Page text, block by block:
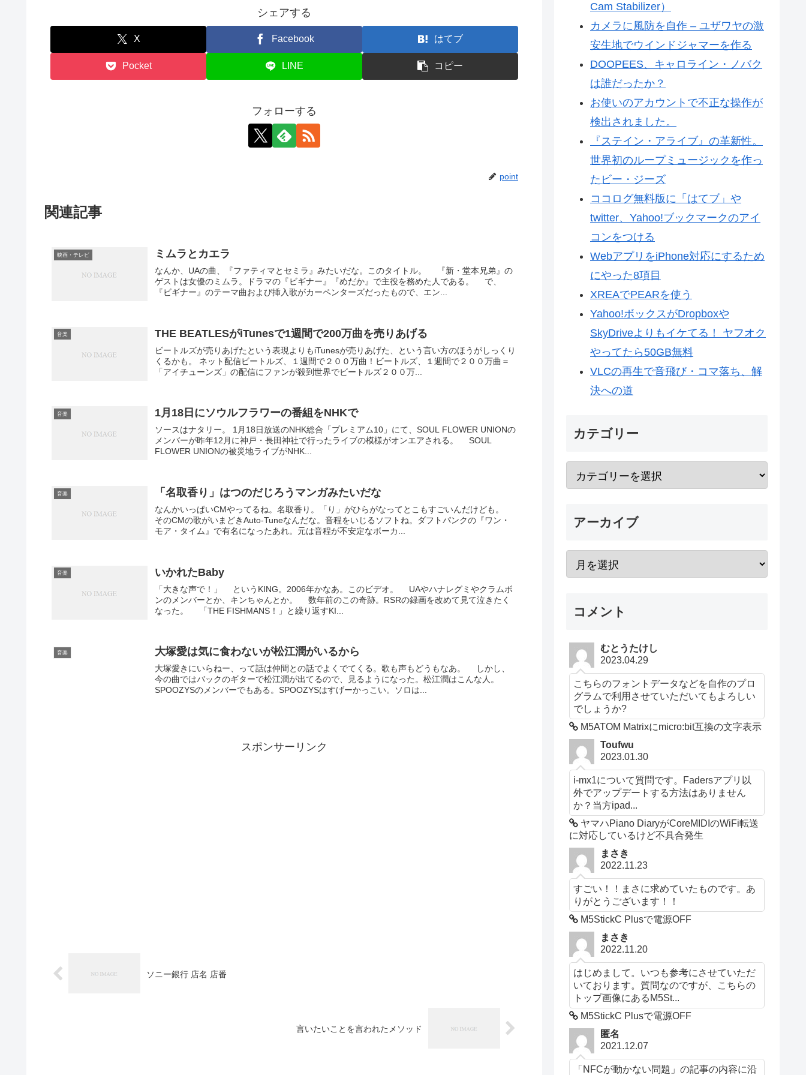
シェアする
X Facebook はてブ
Pocket LINE コピー
フォローする
point
関連記事
映画・テレビ ミムラとカエラ
なんか、UAの曲、『ファティマとセミラ』みたいだな。このタイトル。 『新・堂本兄弟』の
ゲストは女優のミムラ。ドラマの『ビギナー』『めだか』で主役を務めた人である。 で、
『ビギナー』のテーマ曲および挿入歌がカーペンターズだったもので、エン...
音楽 THE BEATLESがiTunesで1週間で200万曲を売りあげる
ビートルズが売りあげたという表現よりもiTunesが売りあげた、という言い方のほうがしっくり
くるかも。 ネット配信ビートルズ、１週間で２００万曲！ビートルズ、１週間で２００万曲＝
「アイチューンズ」の配信にファンが殺到世界でビートルズ２００万...
音楽 1月18日にソウルフラワーの番組をNHKで
ソースはナタリー。 1月18日放送のNHK総合「プレミアム10」にて、SOUL FLOWER UNIONの
メンバーが昨年12月に神戸・長田神社で行ったライブの模様がオンエアされる。 SOUL
FLOWER UNIONの被災地ライブがNHK...
音楽 「名取香り」はつのだじろうマンガみたいだな
なんかいっぱいCMやってるね。名取香り。「り」がひらがなってとこもすごいんだけども。
そのCMの歌がいまどきAuto-Tuneなんだな。音程をいじるソフトね。ダフトパンクの『ワン・
モア・タイム』で有名になったあれ。元は音程が不安定なボーカ...
音楽 いかれたBaby
「大きな声で！」 というKING。2006年かなあ。このビデオ。 UAやハナレグミやクラムボ
ンのメンバーとか、キンちゃんとか。 数年前のこの奇跡。RSRの録画を改めて見て泣きたく
なった。 「THE FISHMANS！」と繰り返すKI...
音楽 大塚愛は気に食わないが松江潤がいるから
大塚愛きにいらねー、って話は仲間との話でよくでてくる。歌も声もどうもなあ。 しかし、
今の曲ではバックのギターで松江潤が出てるので、見るようになった。松江潤はこんな人。
SPOOZYSのメンバーでもある。SPOOZYSはすげーかっこい。ソロは...
スポンサーリンク
ソニー銀行 店名 店番
言いたいことを言われたメソッド
Cam Stabilizer）
カメラに風防を自作 – ユザワヤの激
安生地でウインドジャマーを作る
DOOPEES、キャロライン・ノバク
は誰だったか？
お使いのアカウントで不正な操作が
検出されました。
『ステイン・アライブ』の革新性。
世界初のループミュージックを作っ
たビー・ジーズ
ココログ無料版に「はてブ」や
twitter、Yahoo!ブックマークのアイ
コンをつける
WebアプリをiPhone対応にするため
にやった8項目
XREAでPEARを使う
Yahoo!ボックスがDropboxや
SkyDriveよりもイケてる！ ヤフオク
やってたら50GB無料
VLCの再生で音飛び・コマ落ち、解
決への道
カテゴリー
アーカイブ
コメント
むとうたけし
2023.04.29
こちらのフォントデータなどを自作のプロ
グラムで利用させていただいてもよろしい
でしょうか?
M5ATOM Matrixにmicro:bit互換の文字表示
Toufwu
2023.01.30
i-mx1について質問です。Fadersアプリ以
外でアップデートする方法はありません
か？当方ipad...
ヤマハPiano DiaryがCoreMIDIのWiFi転送
に対応しているけど不具合発生
まさき
2022.11.23
すごい！！まさに求めていたものです。あ
りがとうございます！！
M5StickC Plusで電源OFF
まさき
2022.11.20
はじめまして。いつも参考にさせていただ
いております。質問なのですが、こちらの
トップ画像にあるM5St...
M5StickC Plusで電源OFF
匿名
2021.12.07
「NFCが動かない問題」の記事の内容に沿